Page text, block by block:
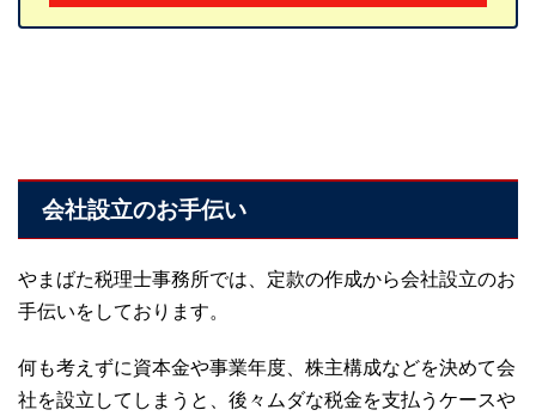
会社設立のお手伝い
やまばた税理士事務所では、定款の作成から会社設立のお
手伝いをしております。
何も考えずに資本金や事業年度、株主構成などを決めて会
社を設立してしまうと、後々ムダな税金を支払うケースや